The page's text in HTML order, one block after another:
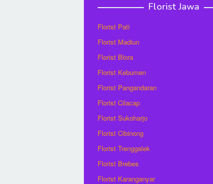
Florist Jawa
Florist Pati
Florist Madiun
Florist Blora
Florist Kebumen
Florist Pangandaran
Florist Cilacap
Florist Sukoharjo
Florist Cibinong
Florist Trenggalek
Florist Brebes
Florist Karanganyar